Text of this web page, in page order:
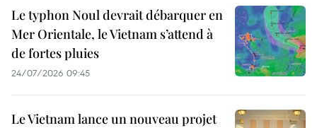
Le typhon Noul devrait débarquer en
Mer Orientale, le Vietnam s’attend à
de fortes pluies
24/07/2026 09:45
Le Vietnam lance un nouveau projet